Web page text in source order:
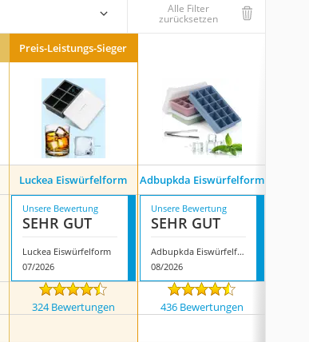
Alle Filter
zurücksetzen
Preis-Leistungs-Sieger
Luckea Eiswürfelform Adbupkda Eiswürfelform
Unsere Bewertung
SEHR GUT
Luckea Eiswürfelform
07/2026
Unsere Bewertung
SEHR GUT
Adbupkda Eiswürfelform
08/2026
324 Bewertungen 436 Bewertungen